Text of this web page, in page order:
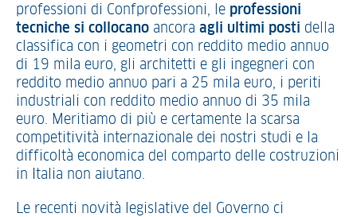
professioni di Confprofessioni, le professioni
tecniche si collocano ancora agli ultimi posti della
classifica con i geometri con reddito medio annuo
di 19 mila euro, gli architetti e gli ingegneri con
reddito medio annuo pari a 25 mila euro, i periti
industriali con reddito medio annuo di 35 mila
euro. Meritiamo di più e certamente la scarsa
competitività internazionale dei nostri studi e la
difficoltà economica del comparto delle costruzioni
in Italia non aiutano.
Le recenti novità legislative del Governo ci